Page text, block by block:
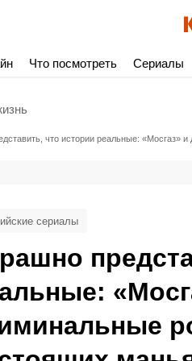
Что посмотреть Сериалы
что истории реальные: «Мосгаз»
сериалы